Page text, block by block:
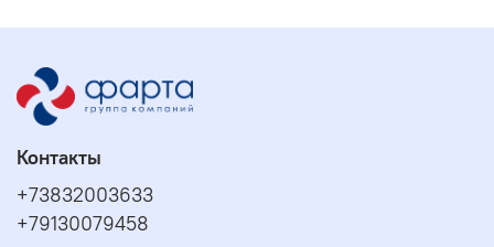
Контакты
+73832003633
+79130079458